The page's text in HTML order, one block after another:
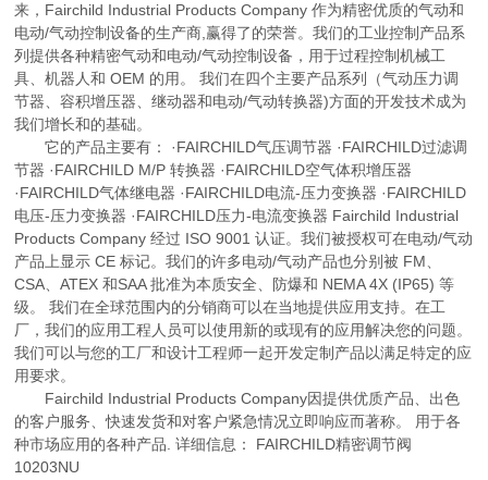
来，Fairchild Industrial Products Company 作为精密优质的气动和
电动/气动控制设备的生产商,赢得了的荣誉。我们的工业控制产品系
列提供各种精密气动和电动/气动控制设备，用于过程控制机械工
具、机器人和 OEM 的用。 我们在四个主要产品系列（气动压力调
节器、容积增压器、继动器和电动/气动转换器)方面的开发技术成为
我们增长和的基础。
它的产品主要有： ·FAIRCHILD气压调节器 ·FAIRCHILD过滤调
节器 ·FAIRCHILD M/P 转换器 ·FAIRCHILD空气体积增压器
·FAIRCHILD气体继电器 ·FAIRCHILD电流-压力变换器 ·FAIRCHILD
电压-压力变换器 ·FAIRCHILD压力-电流变换器 Fairchild Industrial
Products Company 经过 ISO 9001 认证。我们被授权可在电动/气动
产品上显示 CE 标记。我们的许多电动/气动产品也分别被 FM、
CSA、ATEX 和SAA 批准为本质安全、防爆和 NEMA 4X (IP65) 等
级。 我们在全球范围内的分销商可以在当地提供应用支持。在工
厂，我们的应用工程人员可以使用新的或现有的应用解决您的问题。
我们可以与您的工厂和设计工程师一起开发定制产品以满足特定的应
用要求。
Fairchild Industrial Products Company因提供优质产品、出色
的客户服务、快速发货和对客户紧急情况立即响应而著称。 用于各
种市场应用的各种产品. 详细信息： FAIRCHILD精密调节阀
10203NU